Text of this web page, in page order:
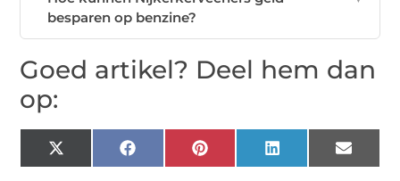
besparen op benzine?
Goed artikel? Deel hem dan
op:
X
(Twitter)
Facebook Pinterest LinkedIn Email